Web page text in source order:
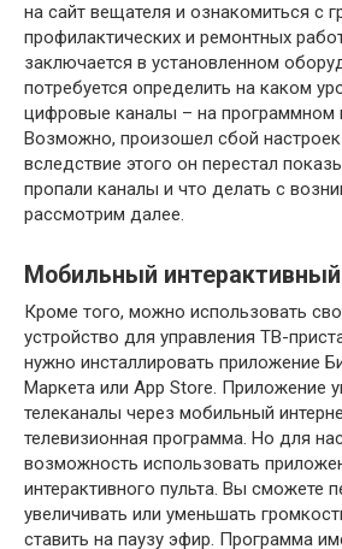
на сайт вещателя и ознакомиться с
профилактических и ремонтных
заключается в установленном
потребуется определить на каком
цифровые каналы – на программном
Возможно, произошел сбой настроек
вследствие этого он перестал
пропали каналы и что делать с
рассмотрим далее.
Мобильный интерактивный
Кроме того, можно использовать
устройство для управления ТВ-
нужно инсталлировать приложение
Маркета или App Store. Приложение
телеканалы через мобильный
телевизионная программа. Но для
возможность использовать
интерактивного пульта. Вы сможете
увеличивать или уменьшать
ставить на паузу эфир. Программа